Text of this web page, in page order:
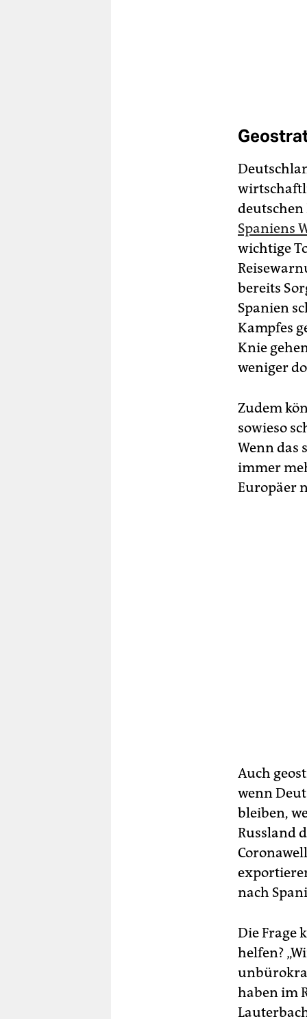
Spaniens
wichtige
bereits
Spanien
Kampfes
Knie
weniger
Zudem
sowieso
Wenn das
immer
Europäer
Auch
wenn
bleiben,
Russland
nach
Die Frage
helfen?
haben im